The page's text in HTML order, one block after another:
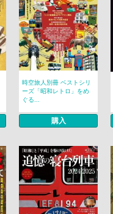
時空旅人別冊 ベストシリ
ーズ「昭和レトロ」をめ
ぐる...
購入